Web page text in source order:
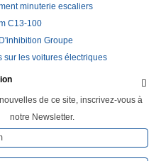
minuterie escaliers
C13-100
Groupe
sur les voitures électriques

de ce site, inscrivez-vous à
notre Newsletter.